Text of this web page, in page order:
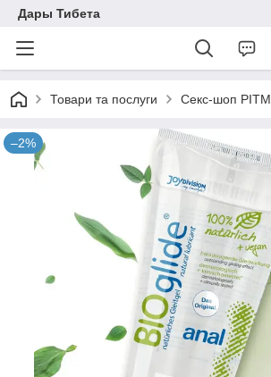
Дары Тибета
Товари та послуги Секс-шоп РІТМ
–2%